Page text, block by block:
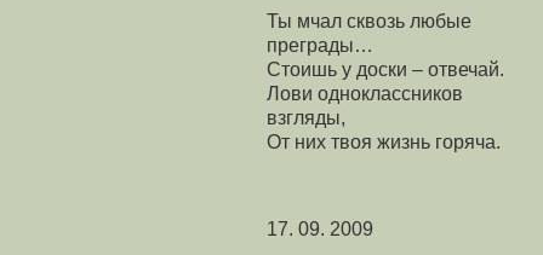
Ты мчал сквозь любые
преграды…
Стоишь у доски – отвечай.
Лови одноклассников
взгляды,
От них твоя жизнь горяча.
17. 09. 2009